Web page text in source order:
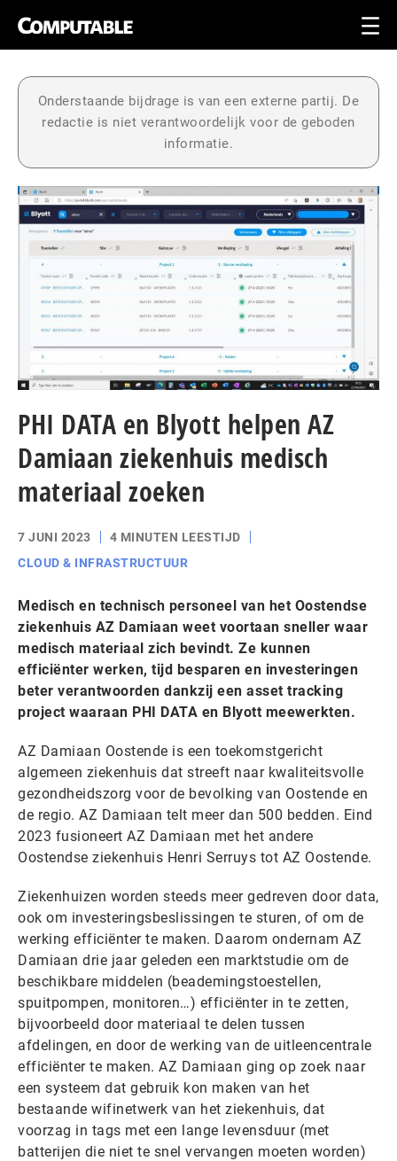
Onderstaande bijdrage is van een externe partij. De
redactie is niet verantwoordelijk voor de geboden
informatie.
PHI DATA en Blyott helpen AZ
Damiaan ziekenhuis medisch
materiaal zoeken
7 JUNI 2023
4 MINUTEN LEESTIJD
CLOUD & INFRASTRUCTUUR
Medisch en technisch personeel van het Oostendse
ziekenhuis AZ Damiaan weet voortaan sneller waar
medisch materiaal zich bevindt. Ze kunnen
efficiënter werken, tijd besparen en investeringen
beter verantwoorden dankzij een asset tracking
project waaraan PHI DATA en Blyott meewerkten.
AZ Damiaan Oostende is een toekomstgericht
algemeen ziekenhuis dat streeft naar kwaliteitsvolle
gezondheidszorg voor de bevolking van Oostende en
de regio. AZ Damiaan telt meer dan 500 bedden. Eind
2023 fusioneert AZ Damiaan met het andere
Oostendse ziekenhuis Henri Serruys tot AZ Oostende.
Ziekenhuizen worden steeds meer gedreven door data,
ook om investeringsbeslissingen te sturen, of om de
werking efficiënter te maken. Daarom ondernam AZ
Damiaan drie jaar geleden een marktstudie om de
beschikbare middelen (beademingstoestellen,
spuitpompen, monitoren…) efficiënter in te zetten,
bijvoorbeeld door materiaal te delen tussen
afdelingen, en door de werking van de uitleencentrale
efficiënter te maken. AZ Damiaan ging op zoek naar
een systeem dat gebruik kon maken van het
bestaande wifinetwerk van het ziekenhuis, dat
voorzag in tags met een lange levensduur (met
batterijen die niet te snel vervangen moeten worden)